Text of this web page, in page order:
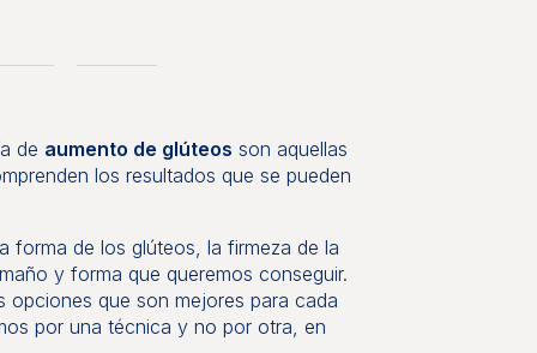
de aumento de glúteos son aquellas
los resultados que se pueden
forma de los glúteos, la firmeza de la
y forma que queremos conseguir.
opciones que son mejores para cada
por una técnica y no por otra, en